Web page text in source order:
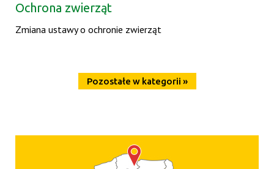
Ochrona zwierząt
Zmiana ustawy o ochronie zwierząt
Pozostałe w kategorii »